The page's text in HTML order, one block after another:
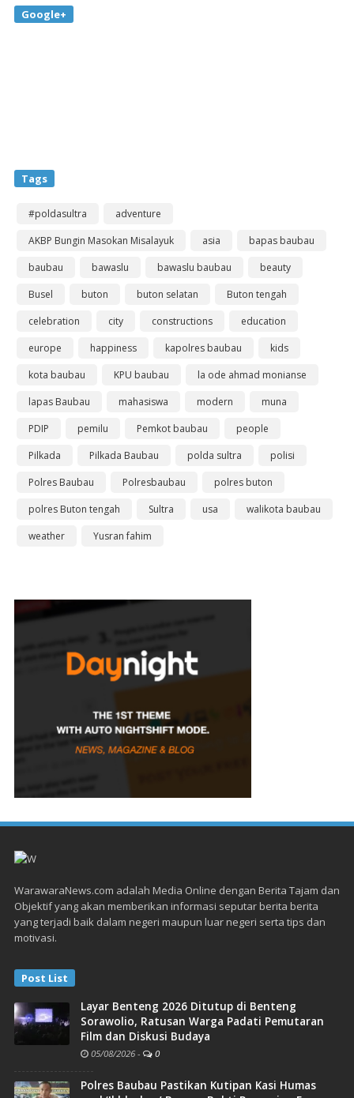
Google+
Tags
#poldasultra
adventure
AKBP Bungin Masokan Misalayuk
asia
bapas baubau
baubau
bawaslu bawaslu baubau
beauty
Busel
buton buton selatan
Buton tengah
celebration
city constructions
education
europe
happiness kapolres baubau
kids
kota baubau
KPU baubau
la ode ahmad monianse
lapas Baubau
mahasiswa modern
muna
PDIP
pemilu Pemkot baubau
people
Pilkada
Pilkada Baubau polda sultra
polisi
Polres Baubau
Polresbaubau
polres buton
polres Buton tengah
Sultra usa
walikota baubau
weather
Yusran fahim
WarawaraNews.com adalah Media Online dengan Berita Tajam dan
Objektif yang akan memberikan informasi seputar berita berita
yang terjadi baik dalam negeri maupun luar negeri serta tips dan
motivasi.
Post List
Layar Benteng 2026 Ditutup di Benteng
Sorawolio, Ratusan Warga Padati Pemutaran
Film dan Diskusi Budaya
05/08/2026 - 0
Polres Baubau Pastikan Kutipan Kasi Humas